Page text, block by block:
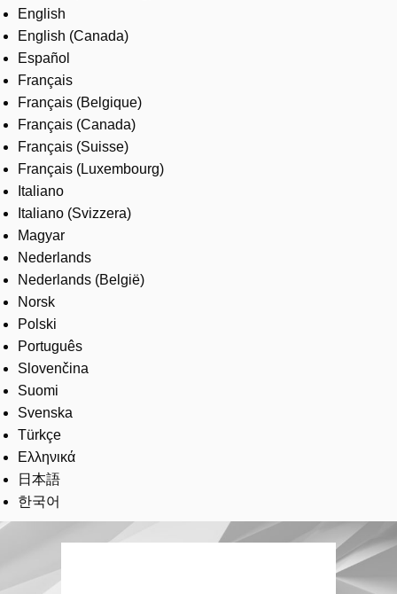
Careers
English
English (Canada)
Español
Français
Français (Belgique)
Français (Canada)
Français (Suisse)
Français (Luxembourg)
Italiano
Italiano (Svizzera)
Magyar
Nederlands
Nederlands (België)
Norsk
Polski
Português
Slovenčina
Suomi
Svenska
Türkçe
Ελληνικά
日本語
한국어